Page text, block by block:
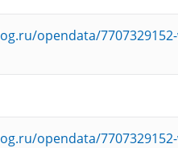
opendata/
opendata/